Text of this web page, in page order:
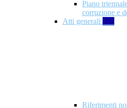
Piano
corruzione e
Atti generali 126
Riferimenti